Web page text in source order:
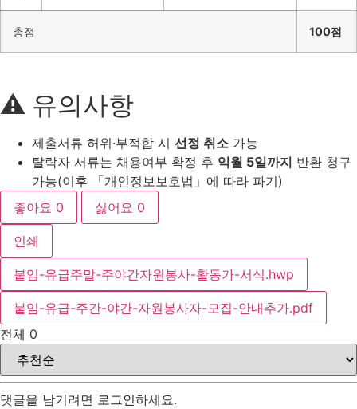
총점 100점
⚠️ 유의사항
제출서류 허위·부적합 시 선정 취소 가능
탈락자 서류는 채용여부 확정 후 익월 5일까지 반환 청구
가능(이후 「개인정보보호법」에 따라 파기)
좋아요 0 싫어요 0
인쇄
붙임-유급주말-주야간자원봉사-활동가-서식.hwp
붙임-유급-주간-야간-자원봉사자-모집-안내추가.pdf
전체 0
댓글을 남기려면 로그인하세요.